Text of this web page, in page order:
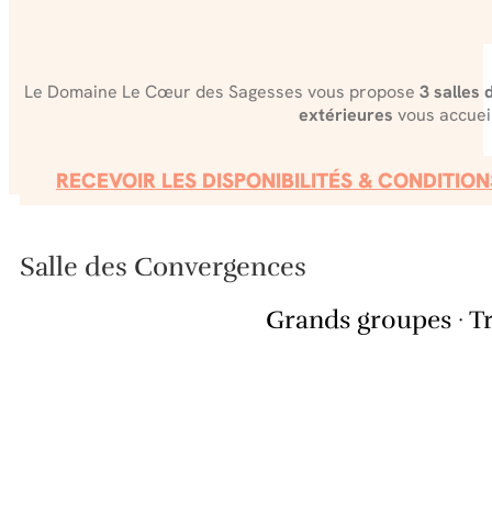
Le Domaine Le Cœur des Sagesses vous propose 3 salles
extérieures vous
RECEVOIR LES DISPONIBILITÉS &
Salle des Convergences
Grands groupes ·